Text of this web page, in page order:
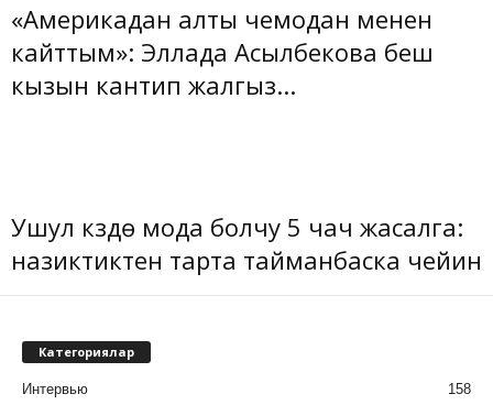
«Америкадан алты чемодан менен
кайттым»: Эллада Асылбекова беш
кызын кантип жалгыз...
Ушул күздө мода болчу 5 чач жасалга:
назиктиктен тарта тайманбаска чейин
Категориялар
Интервью
158